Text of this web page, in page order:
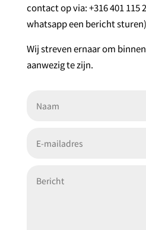
contact op via: +316 401 115
whatsapp een bericht
Wij streven ernaar om
aanwezig te zijn.